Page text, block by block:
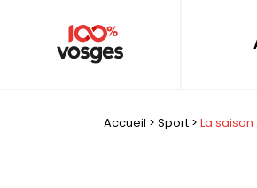
Accueil > Sport > La